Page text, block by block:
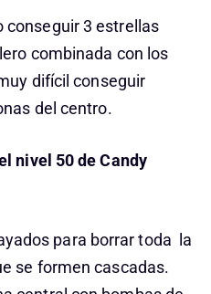
conseguir 3 estrellas
combinada con los
difícil conseguir
del centro.
nivel 50 de Candy
para borrar toda la
se formen cascadas.